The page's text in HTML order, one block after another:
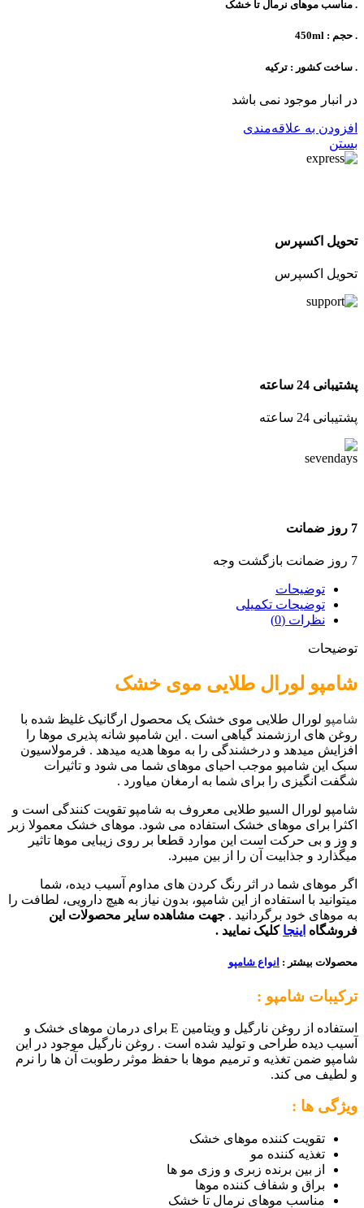
. مناسب موهای نرمال تا خشک
. حجم : 450ml
. ساخت کشور : ترکیه
در انبار موجود نمی باشد
افزودن به علاقه‌مندی
بستن
تحویل اکسپرس
تحویل اکسپرس
پشتیبانی 24 ساعته
پشتیبانی 24 ساعته
7 روز ضمانت
7 روز ضمانت بازگشت وجه
توضیحات
توضیحات تکمیلی
نظرات (0)
توضیحات
شامپو لورال طلایی موی خشک
شامپو لورال طلایی موی خشک یک محصول ارگانیک غلیظ شده با
روغن های ارزشمند گیاهی است . این شامپو شانه پذیری موها را
افزایش میدهد و درخشندگی را به موها هدیه میدهد . فرمولاسیون
سبک این شامپو موجب احیای موهای شما می شود و تاثیرات
شگفت انگیزی را برای شما به ارمغان میاورد .
شامپو لورال السیو طلایی معروف به شامپو تقویت کنندگی است و
اکثرا برای موهای خشک استفاده می شود. موهای خشک معمولا زبر
و وز و بی حرکت است این موارد قطعا بر روی زیبایی موها تاثیر
میگذارد و جذابیت آن را از بین میبرد.
اگر موهای شما در اثر رنگ کردن های مداوم آسیب دیده، شما
میتوانید با استفاده از این شامپو، بدون نیاز به هیچ دارویی، لطافت را
به موهای خود برگردانید . جهت مشاهده سایر محصولات این
فروشگاه اینجا کلیک نمایید .
محصولات بیشتر : انواع شامپو
ترکیبات شامپو :
استفاده از روغن نارگیل و ویتامین E برای درمان موهای خشک و
آسیب دیده طراحی و تولید شده است . روغن نارگیل موجود در این
شامپو ضمن تغذیه و ترمیم موها با حفظ موثر رطوبت آن ها را نرم
و لطیف می کند.
ویژگی ها :
تقویت کننده موهای خشک
تغذیه کننده مو
از بین برنده زبری و وزی مو ها
براق و شفاف کننده موها
مناسب موهای نرمال تا خشک